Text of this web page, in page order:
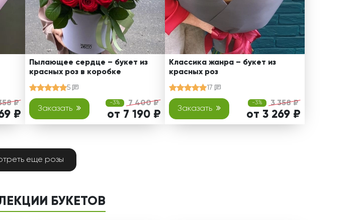
₽
₽
Пылающее сердце – букет из
красных роз в коробке
5
Заказать
-3% 7 400 ₽
от 7 190 ₽
Классика жанра – букет из
красных роз
17
Заказать
-3% 3 358 ₽
от 3 269 ₽
еще розы
БУКЕТОВ